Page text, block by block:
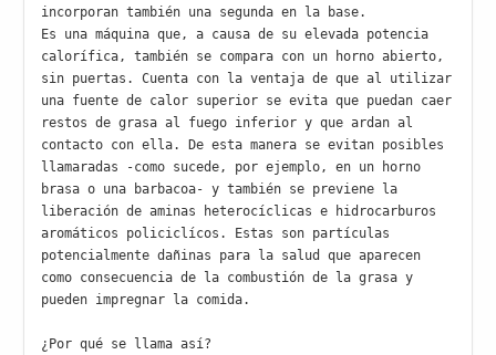
incorporan también una segunda en la base.
Es una máquina que, a causa de su elevada potencia
calorífica, también se compara con un horno abierto,
sin puertas. Cuenta con la ventaja de que al utilizar
una fuente de calor superior se evita que puedan caer
restos de grasa al fuego inferior y que ardan al
contacto con ella. De esta manera se evitan posibles
llamaradas -como sucede, por ejemplo, en un horno
brasa o una barbacoa- y también se previene la
liberación de aminas heterocíclicas e hidrocarburos
aromáticos policiclícos. Estas son partículas
potencialmente dañinas para la salud que aparecen
como consecuencia de la combustión de la grasa y
pueden impregnar la comida.
¿Por qué se llama así?